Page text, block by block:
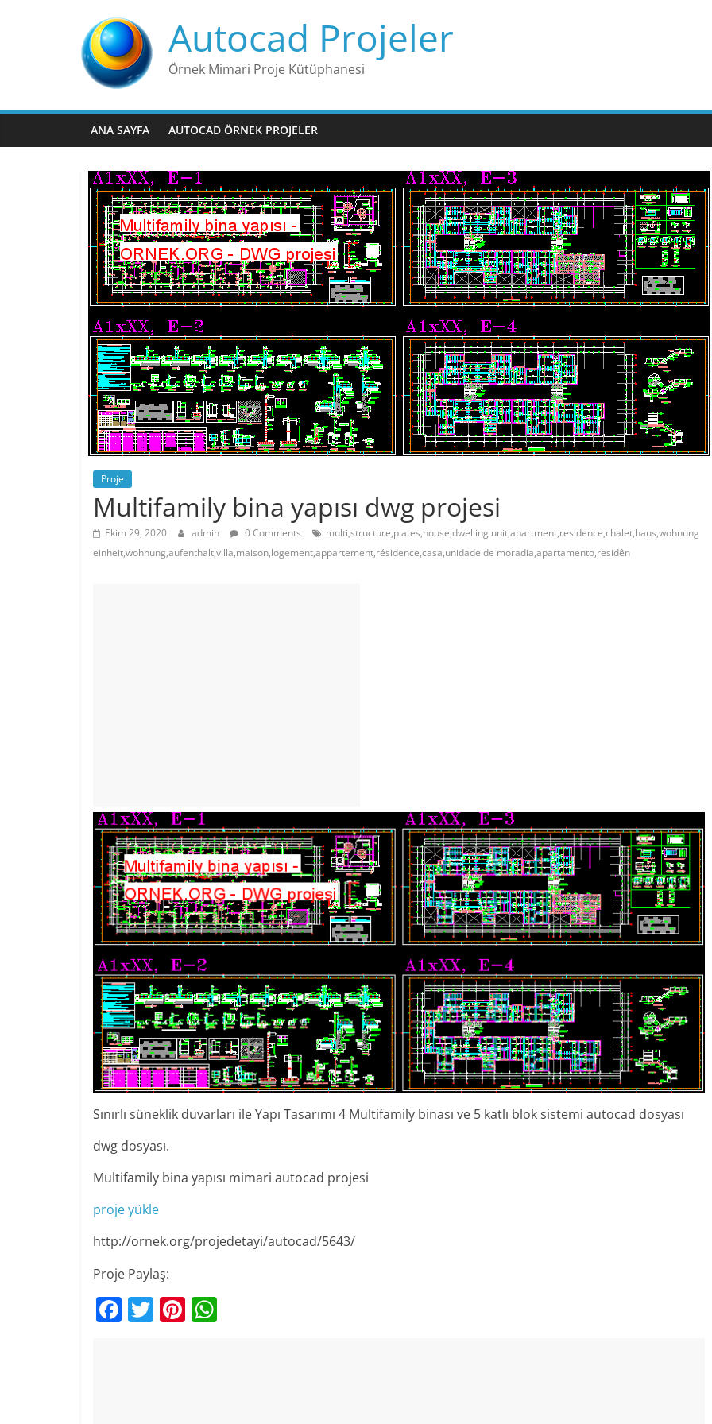
Autocad Projeler
Örnek Mimari Proje Kütüphanesi
ANA SAYFA AUTOCAD ÖRNEK PROJELER
Proje
Multifamily bina yapısı dwg projesi
Ekim 29, 2020 admin 0 Comments
multi,structure,plates,house,dwelling unit,apartment,residence,chalet,haus,wohnung
einheit,wohnung,aufenthalt,villa,maison,logement,appartement,résidence,casa,unidade de moradia,apartamento,residên
Sınırlı süneklik duvarları ile Yapı Tasarımı 4 Multifamily binası ve 5 katlı blok sistemi autocad dosyası
dwg dosyası.
Multifamily bina yapısı mimari autocad projesi
proje yükle
http://ornek.org/projedetayi/autocad/5643/
Proje Paylaş:
F T Pi